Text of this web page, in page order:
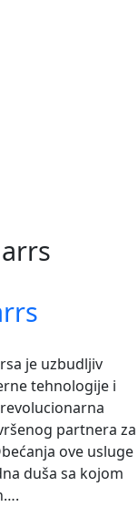
je uzbudljiv
tehnologije i
partnera za
ove usluge
duša sa kojom